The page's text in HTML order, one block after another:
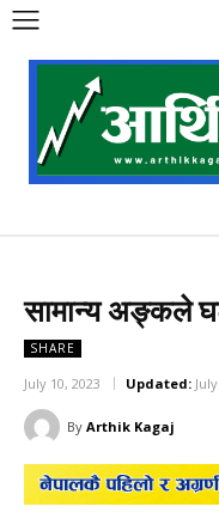
सामान्य अङ्कले
SHARE
July 10, 2023 Updated:
By Arthik Kagaj